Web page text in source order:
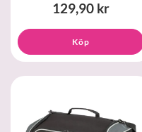
129,90 kr
Köp